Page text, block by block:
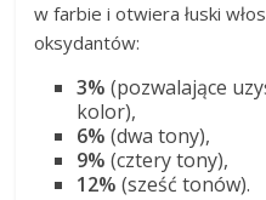
w farbie i otwiera łuski
oksydantów:
3% (pozwalające
kolor),
6% (dwa tony),
9% (cztery tony),
12% (sześć tonów).